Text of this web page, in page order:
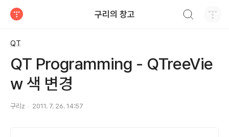
구리의 창고
QT
QT Programming - QTreeVie
w 색 변경
구리z 2011. 7. 26. 14:57